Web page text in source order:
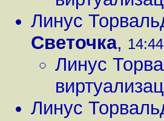
Линус
Светочка,
Линус
Линус